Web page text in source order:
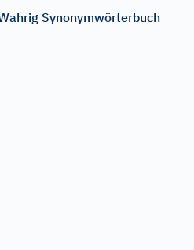
Synonymwörterbuch